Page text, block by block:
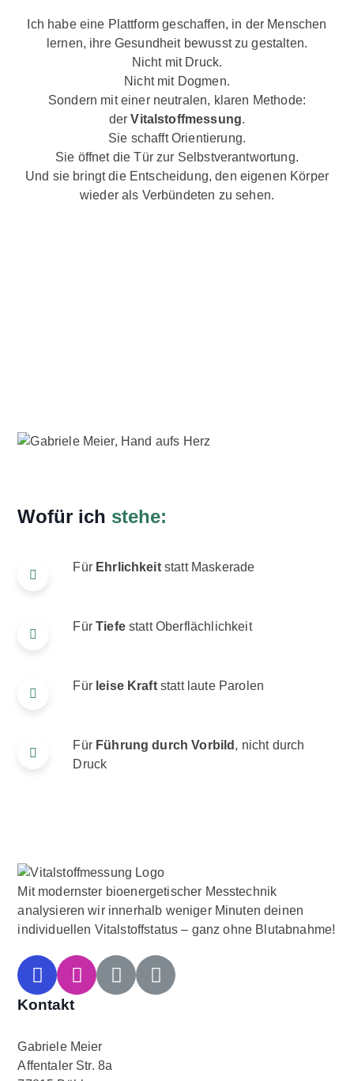
Ich habe eine Plattform geschaffen, in der Menschen
lernen, ihre Gesundheit bewusst zu gestalten.
Nicht mit Druck.
Nicht mit Dogmen.
Sondern mit einer neutralen, klaren Methode:
derVitalstoffmessung.
Sie schafft Orientierung.
Sie öffnet die Tür zur Selbstverantwortung.
Und sie bringt die Entscheidung, den eigenen Körper
wieder als Verbündeten zu sehen.
Wofür ich stehe:
Für Ehrlichkeitstatt Maskerade
FürTiefestatt Oberflächlichkeit
Für leise Kraftstatt laute Parolen
Für Führung durch Vorbild , nicht durch
Druck
Mit modernster bioenergetischer Messtechnik
analysieren wir innerhalb weniger Minuten deinen
individuellen Vitalstoffstatus – ganz ohne Blutabnahme!
Kontakt
Gabriele Meier
Affentaler Str. 8a